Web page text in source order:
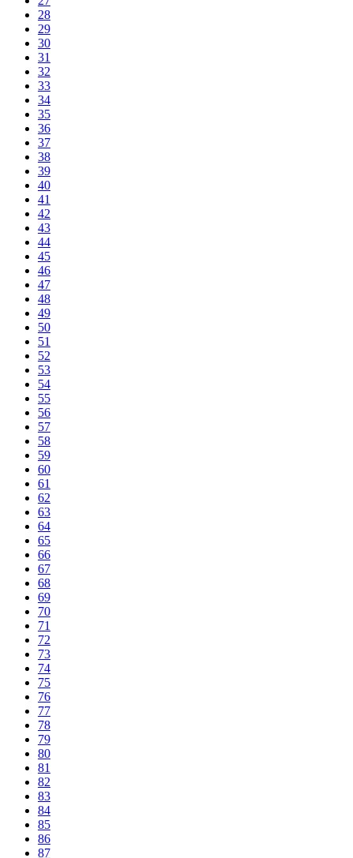
28
29
30
31
32
33
34
35
36
37
38
39
40
41
42
43
44
45
46
47
48
49
50
51
52
53
54
55
56
57
58
59
60
61
62
63
64
65
66
67
68
69
70
71
72
73
74
75
76
77
78
79
80
81
82
83
84
85
86
87